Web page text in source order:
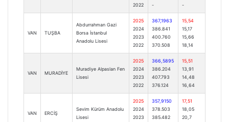
2022
-
-
VAN TUŞBA
Abdurrahman Gazi
Borsa İstanbul
Anadolu Lisesi
2025
2024
2023
2022
367,1963
386.841
400.760
370.508
15,54
15,17
15,66
18,14
VAN MURADİYE
Muradiye Alpaslan Fen
Lisesi
2025
2024
2023
2022
366,5895
386.204
407.793
376.124
15,51
13,91
14,48
16,64
VAN ERCİŞ
Sevim Kürüm Anadolu
Lisesi
2025
2024
2023
357,9150
378.503
385.482
17,51
18,05
20,7